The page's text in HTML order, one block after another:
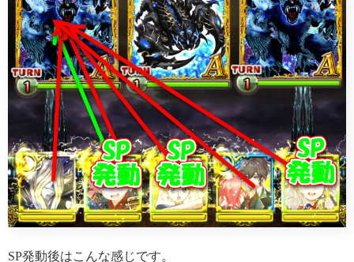
SP発動後はこんな感じです。